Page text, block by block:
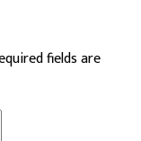
fields are